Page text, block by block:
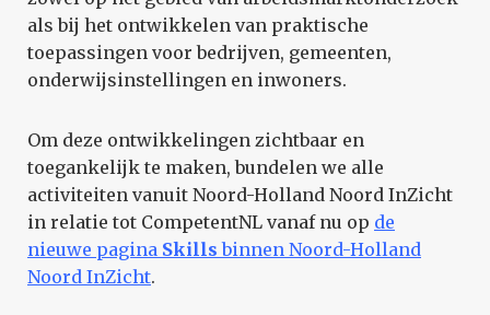
als bij het ontwikkelen van praktische
toepassingen voor bedrijven, gemeenten,
onderwijsinstellingen en inwoners.
Om deze ontwikkelingen zichtbaar en
toegankelijk te maken, bundelen we alle
activiteiten vanuit Noord-Holland Noord InZicht
in relatie tot CompetentNL vanaf nu op de
nieuwe pagina Skills binnen Noord-Holland
Noord InZicht.